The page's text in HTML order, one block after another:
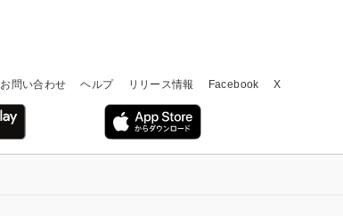
お問い合わせ ヘルプ リリース情報 Facebook X